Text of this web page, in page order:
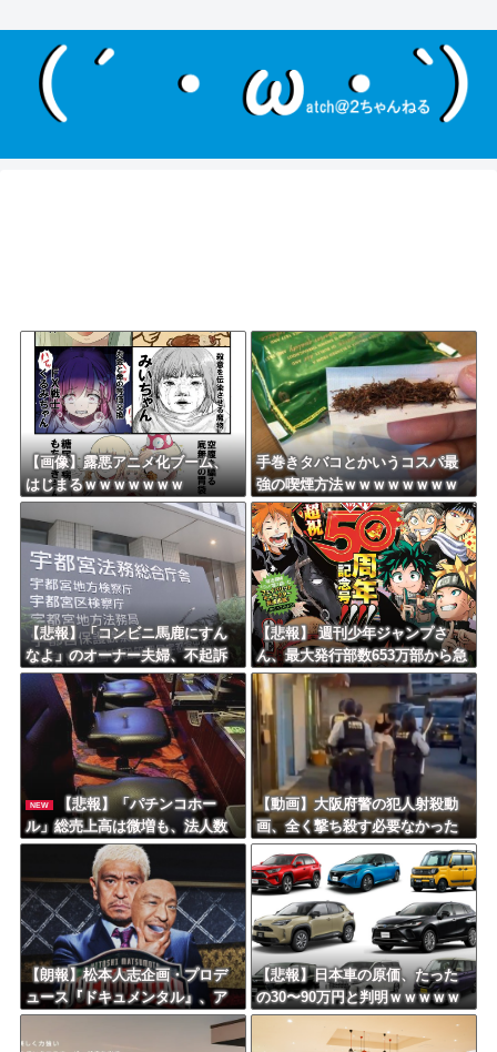
【画像】露悪アニメ化ブーム、
はじまるｗｗｗｗｗｗｗ
手巻きタバコとかいうコスパ最
強の喫煙方法ｗｗｗｗｗｗｗｗ
ｗｗｗｗｗ
【悲報】「コンビニ馬鹿にすん
なよ」のオーナー夫婦、不起訴
ｗｗｗｗｗｗｗｗ
【悲報】 週刊少年ジャンプさ
ん、最大発行部数653万部から急
降下でついに100万部を割ってし
まうｗｗｗｗｗｗｗ
NEW
【悲報】「パチンコホー
ル」総売上高は微増も、法人数
は10年間で半減 黒字企業割合
は5年ぶりに7割超え
【動画】大阪府警の犯人射殺動
画、全く撃ち殺す必要なかった
ｗｗｗｗｗｗｗｗｗｗｗ
【朗報】松本人志企画・プロデ
ュース『ドキュメンタル』、ア
メリカで初の制作が決定！ 海
外タイトル『LOL』として世界2
【悲報】日本車の原価、たった
の30〜90万円と判明ｗｗｗｗｗ
ｗｗｗｗｗｗ